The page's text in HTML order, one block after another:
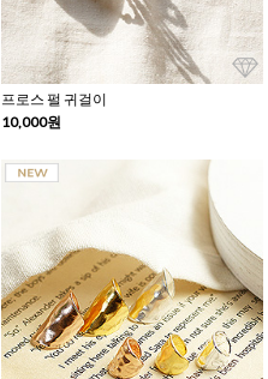
프로스 펄 귀걸이
10,000원